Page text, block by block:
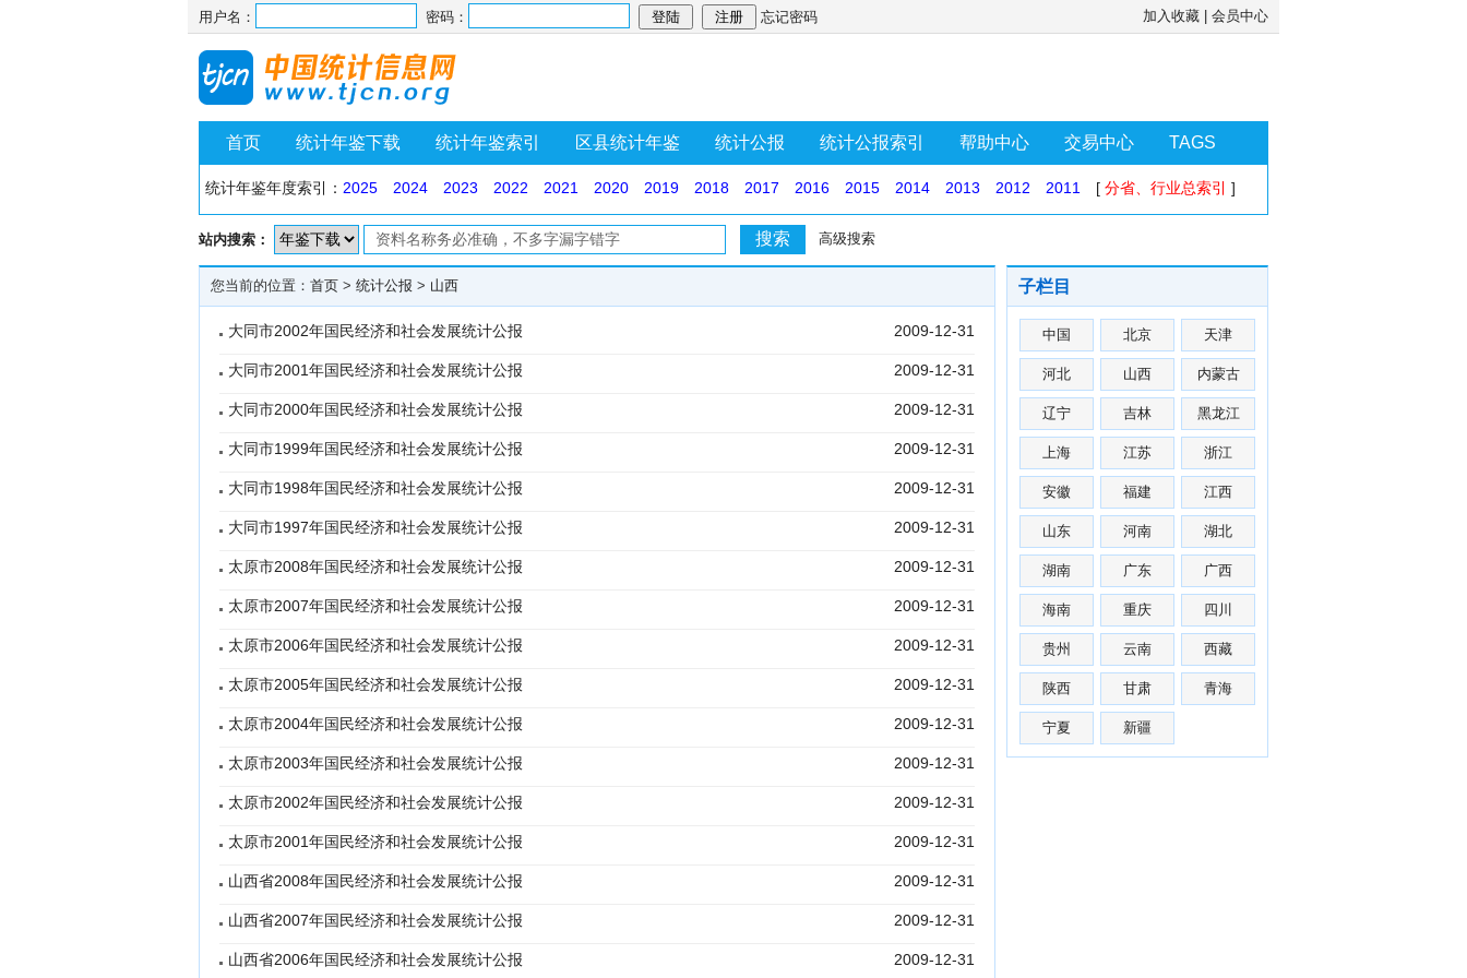
用户名： 密码： 忘记密码 加入收藏 会员中心
首页 统计年鉴下载 统计年鉴索引 区县统计年鉴 统计公报 统计公报索引 帮助中心 交易中心 TAGS
统计年鉴年度索引： 2025 2024 2023 2022 2021 2020 2019 2018 2017 2016 2015 2014 2013 2012 2011 [ 分省、行业总索引 ]
站内搜索： 高级搜索
您当前的位置： 首页 > 统计公报 > 山西
大同市2002年国民经济和社会发展统计公报 2009-12-31
大同市2001年国民经济和社会发展统计公报 2009-12-31
大同市2000年国民经济和社会发展统计公报 2009-12-31
大同市1999年国民经济和社会发展统计公报 2009-12-31
大同市1998年国民经济和社会发展统计公报 2009-12-31
大同市1997年国民经济和社会发展统计公报 2009-12-31
太原市2008年国民经济和社会发展统计公报 2009-12-31
太原市2007年国民经济和社会发展统计公报 2009-12-31
太原市2006年国民经济和社会发展统计公报 2009-12-31
太原市2005年国民经济和社会发展统计公报 2009-12-31
太原市2004年国民经济和社会发展统计公报 2009-12-31
太原市2003年国民经济和社会发展统计公报 2009-12-31
太原市2002年国民经济和社会发展统计公报 2009-12-31
太原市2001年国民经济和社会发展统计公报 2009-12-31
山西省2008年国民经济和社会发展统计公报 2009-12-31
山西省2007年国民经济和社会发展统计公报 2009-12-31
山西省2006年国民经济和社会发展统计公报 2009-12-31
子栏目
中国 北京 天津
河北 山西 内蒙古
辽宁 吉林 黑龙江
上海 江苏 浙江
安徽 福建 江西
山东 河南 湖北
湖南 广东 广西
海南 重庆 四川
贵州 云南 西藏
陕西 甘肃 青海
宁夏 新疆